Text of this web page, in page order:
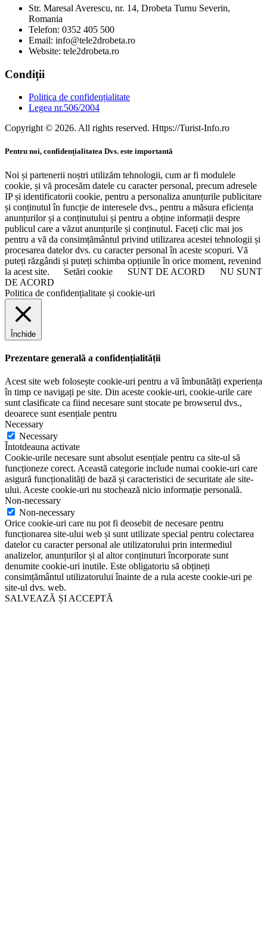
Str. Maresal Averescu, nr. 14, Drobeta Turnu Severin,
Romania
Telefon: 0352 405 500
Email: info@tele2drobeta.ro
Website: tele2drobeta.ro
Condiții
Politica de confidențialitate
Legea nr.506/2004
Copyright © 2026. All rights reserved. Https://Turist-Info.ro
Pentru noi, confidențialitatea Dvs. este importantă
Noi și partenerii noștri utilizăm tehnologii, cum ar fi modulele
cookie, și vă procesăm datele cu caracter personal, precum adresele
IP și identificatorii cookie, pentru a personaliza anunțurile publicitare
și conținutul în funcție de interesele dvs., pentru a măsura eficiența
anunțurilor și a conținutului și pentru a obține informații despre
publicul care a văzut anunțurile și conținutul. Faceți clic mai jos
pentru a vă da consimțământul privind utilizarea acestei tehnologii și
procesarea datelor dvs. cu caracter personal în aceste scopuri. Vă
puteți răzgândi și puteți schimba opțiunile în orice moment, revenind
la acest site.
Setări cookie SUNT DE ACORD
NU SUNT
DE ACORD
Politica de confidențialitate și cookie-uri
Închide
Prezentare generală a confidențialității
Acest site web folosește cookie-uri pentru a vă îmbunătăți experiența
în timp ce navigați pe site. Din aceste cookie-uri, cookie-urile care
sunt clasificate ca fiind necesare sunt stocate pe browserul dvs.,
deoarece sunt esențiale pentru
Necessary
Necessary
Întotdeauna activate
Cookie-urile necesare sunt absolut esențiale pentru ca site-ul să
funcționeze corect. Această categorie include numai cookie-uri care
asigură funcționalități de bază și caracteristici de securitate ale site-
ului. Aceste cookie-uri nu stochează nicio informație personală.
Non-necessary
Non-necessary
Orice cookie-uri care nu pot fi deosebit de necesare pentru
funcționarea site-ului web și sunt utilizate special pentru colectarea
datelor cu caracter personal ale utilizatorului prin intermediul
analizelor, anunțurilor și al altor conținuturi încorporate sunt
denumite cookie-uri inutile. Este obligatoriu să obțineți
consimțământul utilizatorului înainte de a rula aceste cookie-uri pe
site-ul dvs. web.
SALVEAZĂ ȘI ACCEPTĂ